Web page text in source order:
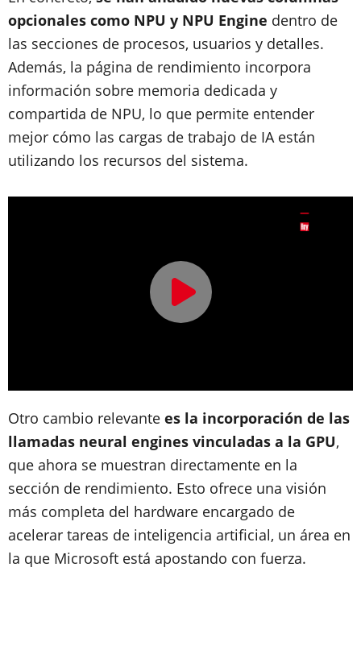
opcionales como NPU y NPU Engine dentro de
las secciones de procesos, usuarios y detalles.
Además, la página de rendimiento incorpora
información sobre memoria dedicada y
compartida de NPU, lo que permite entender
mejor cómo las cargas de trabajo de IA están
utilizando los recursos del sistema.
Otro cambio relevante es la incorporación de las
llamadas neural engines vinculadas a la GPU,
que ahora se muestran directamente en la
sección de rendimiento. Esto ofrece una visión
más completa del hardware encargado de
acelerar tareas de inteligencia artificial, un área en
la que Microsoft está apostando con fuerza.